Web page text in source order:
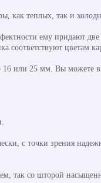
как теплых, так и
ему придают две
соответствуют цветам
16 или 25 мм. Вы можете
с точки зрения
так со шторой